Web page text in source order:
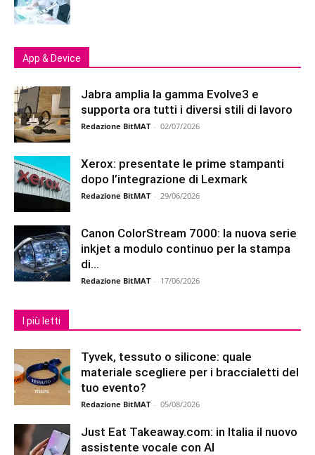
App & Device
Jabra amplia la gamma Evolve3 e
supporta ora tutti i diversi stili di lavoro
Redazione BitMAT - 02/07/2026
Xerox: presentate le prime stampanti
dopo l’integrazione di Lexmark
Redazione BitMAT - 29/06/2026
Canon ColorStream 7000: la nuova serie
inkjet a modulo continuo per la stampa
di...
Redazione BitMAT - 17/06/2026
I più letti
Tyvek, tessuto o silicone: quale
materiale scegliere per i braccialetti del
tuo evento?
Redazione BitMAT - 05/08/2026
Just Eat Takeaway.com: in Italia il nuovo
assistente vocale con AI